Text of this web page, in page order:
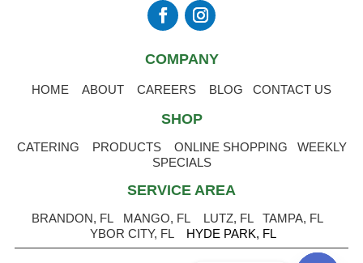
COMPANY
HOME ABOUT CAREERS BLOG CONTACT US
SHOP
CATERING PRODUCTS ONLINE SHOPPING
WEEKLY
SPECIALS
SERVICE AREA
BRANDON, FL MANGO, FL LUTZ, FL
TAMPA, FL
YBOR CITY, FL
HYDE PARK, FL